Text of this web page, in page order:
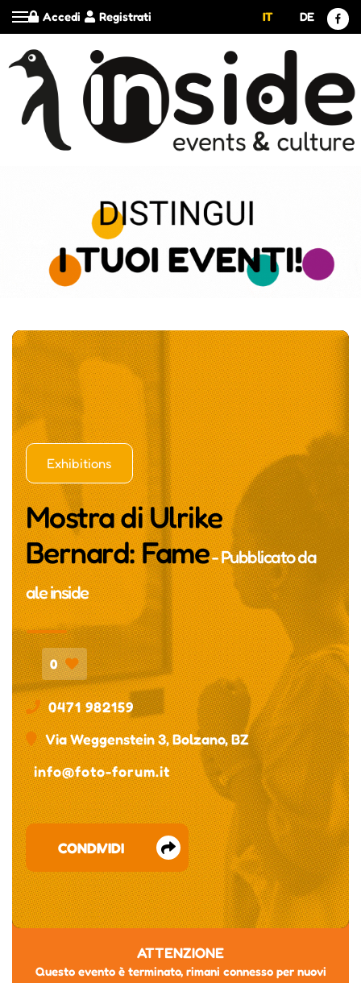
Registrati
Accedi IT DE
Exhibitions
Mostra di Ulrike
Bernard: Fame- Pubblicato da
ale inside
0
0471 982159
Via Weggenstein 3, Bolzano, BZ
info@foto-forum.it
CONDIVIDI
ATTENZIONE
Questo evento è terminato, rimani connesso per nuovi